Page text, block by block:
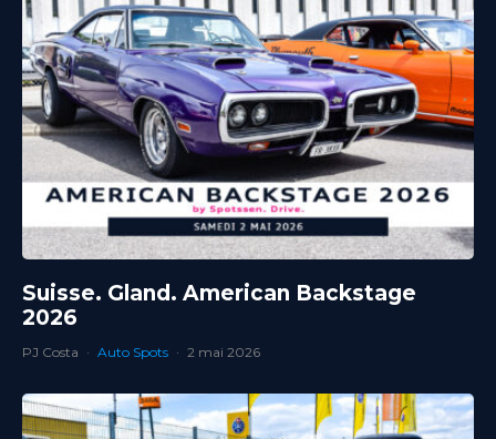
Suisse. Gland. American Backstage
2026
PJ Costa · Auto Spots · 2 mai 2026